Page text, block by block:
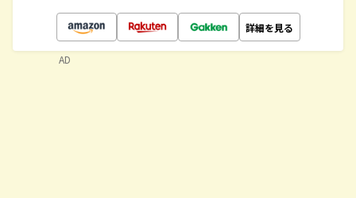
詳細を見る
AD